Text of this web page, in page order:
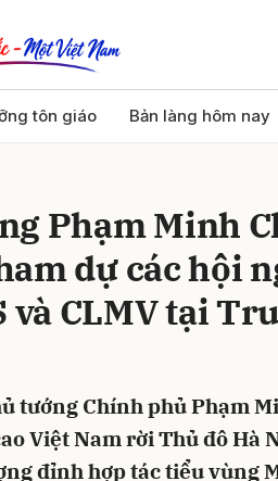
tôn giáo Bản làng hôm nay
Phạm Minh
dự các hội
và CLMV tại
tướng Chính phủ Phạm
Việt Nam rời Thủ đô Hà
đỉnh hợp tác tiểu vùng
Gửi bình luận